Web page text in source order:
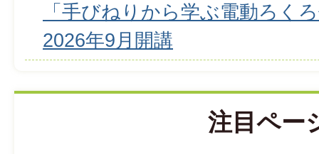
「手びねりから学ぶ電動ろく
2026年9月開講
注目ペー